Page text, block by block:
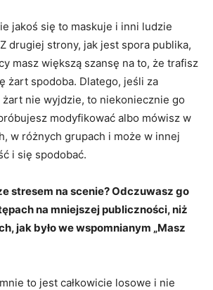
jakoś się to maskuje i inni ludzie
drugiej strony, jak jest spora publika,
masz większą szansę na to, że trafisz
żart spodoba. Dlatego, jeśli za
nie wyjdzie, to niekoniecznie go
modyfikować albo mówisz w
w różnych grupach i może w innej
i się spodobać.
stresem na scenie? Odczuwasz go
na mniejszej publiczności, niż
jak było we wspomnianym „Masz
to jest całkowicie losowe i nie